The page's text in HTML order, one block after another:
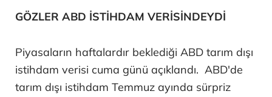
GÖZLER ABD İSTİHDAM VERİSİNDEYDİ
Piyasaların haftalardır beklediği ABD tarım dışı
istihdam verisi cuma günü açıklandı. ABD'de
tarım dışı istihdam Temmuz ayında sürpriz